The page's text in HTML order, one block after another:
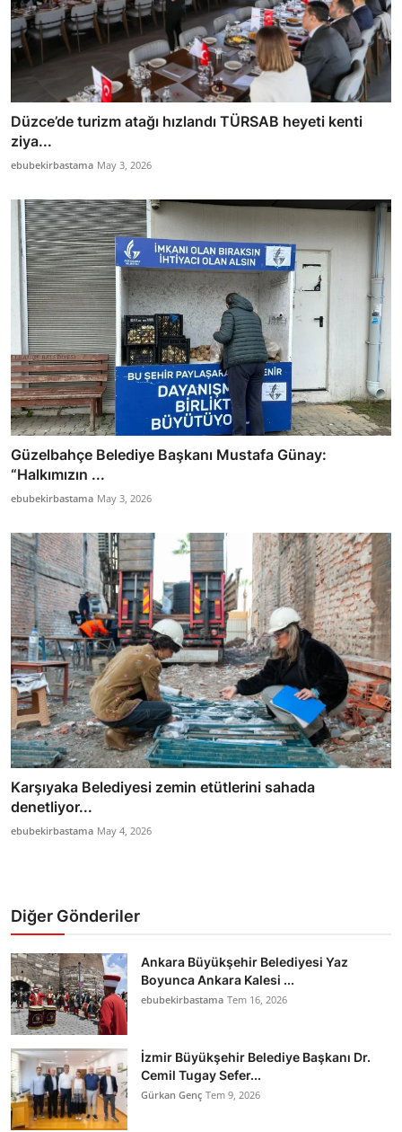
Düzce’de turizm atağı hızlandı TÜRSAB heyeti kenti
ziya...
ebubekirbastama May 3, 2026
Güzelbahçe Belediye Başkanı Mustafa Günay:
“Halkımızın ...
ebubekirbastama May 3, 2026
Karşıyaka Belediyesi zemin etütlerini sahada
denetliyor...
ebubekirbastama May 4, 2026
Diğer Gönderiler
Ankara Büyükşehir Belediyesi Yaz
Boyunca Ankara Kalesi ...
ebubekirbastama Tem 16, 2026
İzmir Büyükşehir Belediye Başkanı Dr.
Cemil Tugay Sefer...
Gürkan Genç Tem 9, 2026